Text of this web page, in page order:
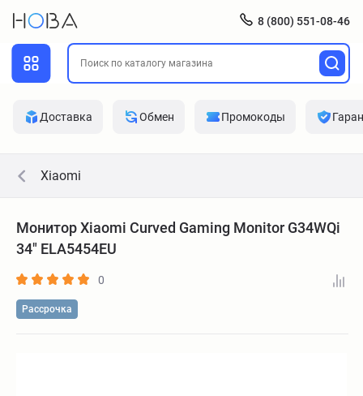
8 (800) 551-08-46
Доставка Обмен Промокоды
Xiaomi
Монитор Xiaomi Curved Gaming Monitor G34WQi
34" ELA5454EU
0
Рассрочка